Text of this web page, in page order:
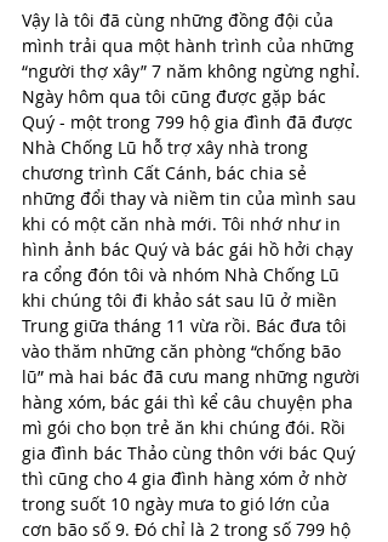
Vậy là tôi đã cùng những đồng đội của
mình trải qua một hành trình của những
“người thợ xây” 7 năm không ngừng nghỉ.
Ngày hôm qua tôi cũng được gặp bác
Quý - một trong 799 hộ gia đình đã được
Nhà Chống Lũ hỗ trợ xây nhà trong
chương trình Cất Cánh, bác chia sẻ
những đổi thay và niềm tin của mình sau
khi có một căn nhà mới. Tôi nhớ như in
hình ảnh bác Quý và bác gái hồ hởi chạy
ra cổng đón tôi và nhóm Nhà Chống Lũ
khi chúng tôi đi khảo sát sau lũ ở miền
Trung giữa tháng 11 vừa rồi. Bác đưa tôi
vào thăm những căn phòng “chống bão
lũ” mà hai bác đã cưu mang những người
hàng xóm, bác gái thì kể câu chuyện pha
mì gói cho bọn trẻ ăn khi chúng đói. Rồi
gia đình bác Thảo cùng thôn với bác Quý
thì cũng cho 4 gia đình hàng xóm ở nhờ
trong suốt 10 ngày mưa to gió lớn của
cơn bão số 9. Đó chỉ là 2 trong số 799 hộ